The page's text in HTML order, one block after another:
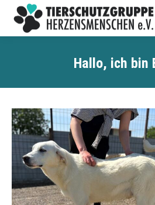
Hallo, ich bin